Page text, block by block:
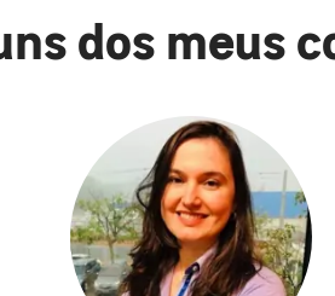
dos meus